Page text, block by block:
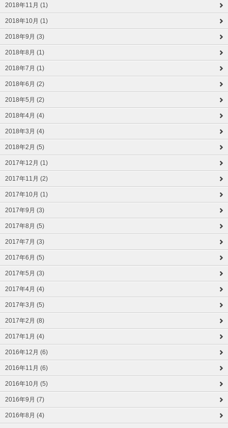
2018年11月 (1)
2018年10月 (1)
2018年9月 (3)
2018年8月 (1)
2018年7月 (1)
2018年6月 (2)
2018年5月 (2)
2018年4月 (4)
2018年3月 (4)
2018年2月 (5)
2017年12月 (1)
2017年11月 (2)
2017年10月 (1)
2017年9月 (3)
2017年8月 (5)
2017年7月 (3)
2017年6月 (5)
2017年5月 (3)
2017年4月 (4)
2017年3月 (5)
2017年2月 (8)
2017年1月 (4)
2016年12月 (6)
2016年11月 (6)
2016年10月 (5)
2016年9月 (7)
2016年8月 (4)